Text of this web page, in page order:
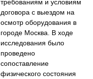
требованиям и условиям
договора с выездом на
осмотр оборудования в
городе Москва. В ходе
исследования было
проведено
сопоставление
физического состояния